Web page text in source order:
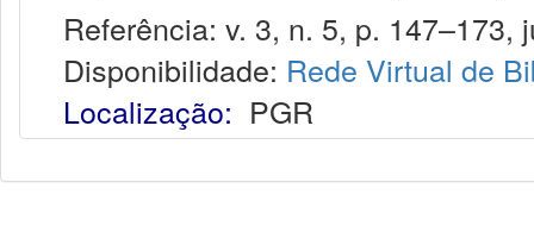
Referência: v. 3, n. 5, p. 147–173,
Disponibilidade: Rede Virtual de
Localização: PGR